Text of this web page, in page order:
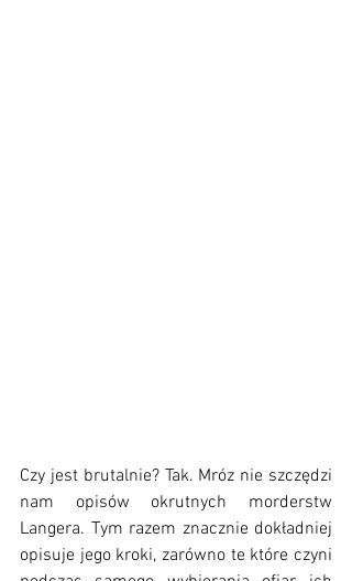
Czy jest brutalnie? Tak. Mróz nie szczędzi
nam opisów okrutnych morderstw
Langera. Tym razem znacznie dokładniej
opisuje jego kroki, zarówno te które czyni